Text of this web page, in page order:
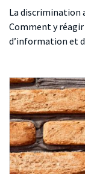
La discrimination
Comment y
d’information et